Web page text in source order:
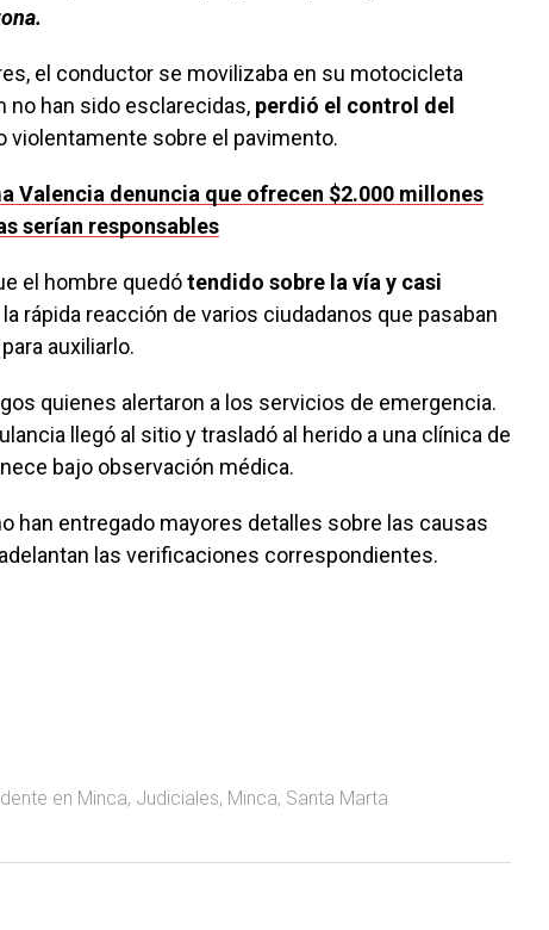
el conductor se movilizaba en su motocicleta
no han sido esclarecidas, perdió el control del
violentamente sobre el pavimento.
Valencia denuncia que ofrecen $2.000 millones
serían responsables
el hombre quedótendido sobre la vía y casi
rápida reacción de varios ciudadanos que pasaban
auxiliarlo.
quienes alertaron a los servicios de emergencia.
llegó al sitio y trasladó al herido a una clínica de
bajo observación médica.
han entregado mayores detalles sobre las causas
las verificaciones correspondientes.
en Minca, Judiciales, Minca, Santa Marta